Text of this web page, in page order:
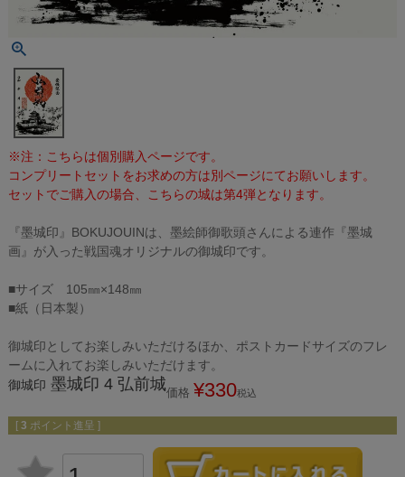
※注：こちらは個別購入ページです。
コンプリートセットをお求めの方は別ページにてお願いします。
セットでご購入の場合、こちらの城は第4弾となります。
『墨城印』BOKUJOUINは、墨絵師御歌頭さんによる連作『墨城
画』が入った戦国魂オリジナルの御城印です。
■サイズ 105㎜×148㎜
■紙（日本製）
御城印としてお楽しみいただけるほか、ポストカードサイズのフレ
ームに入れてお楽しみいただけます。
御城印 墨城印 4 弘前城価格 ¥330税込
[ 3 ポイント進呈 ]